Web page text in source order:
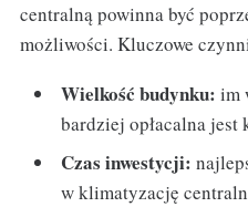
centralną powinna być
możliwości. Kluczowe
Wielkość budynku: im
bardziej opłacalna
Czas inwestycji:
w klimatyzację